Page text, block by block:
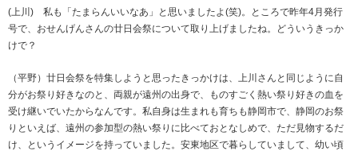
(上川) 私も「たまらんいいなあ」と思いましたよ(笑)。ところで昨年4月発行
号で、おせんげんさんの廿日会祭について取り上げましたね。どういうきっか
けで？
（平野）廿日会祭を特集しようと思ったきっかけは、上川さんと同じように自
分がお祭り好きなのと、両親が遠州の出身で、ものすごく熱い祭り好きの血を
受け継いでいたからなんです。私自身は生まれも育ちも静岡市で、静岡のお祭
りといえば、遠州の参加型の熱い祭りに比べておとなしめで、ただ見物するだ
け、というイメージを持っていました。安東地区で暮らしていまして、幼い頃